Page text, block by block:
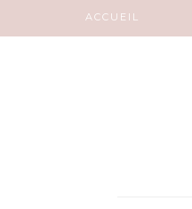
ACCUEIL